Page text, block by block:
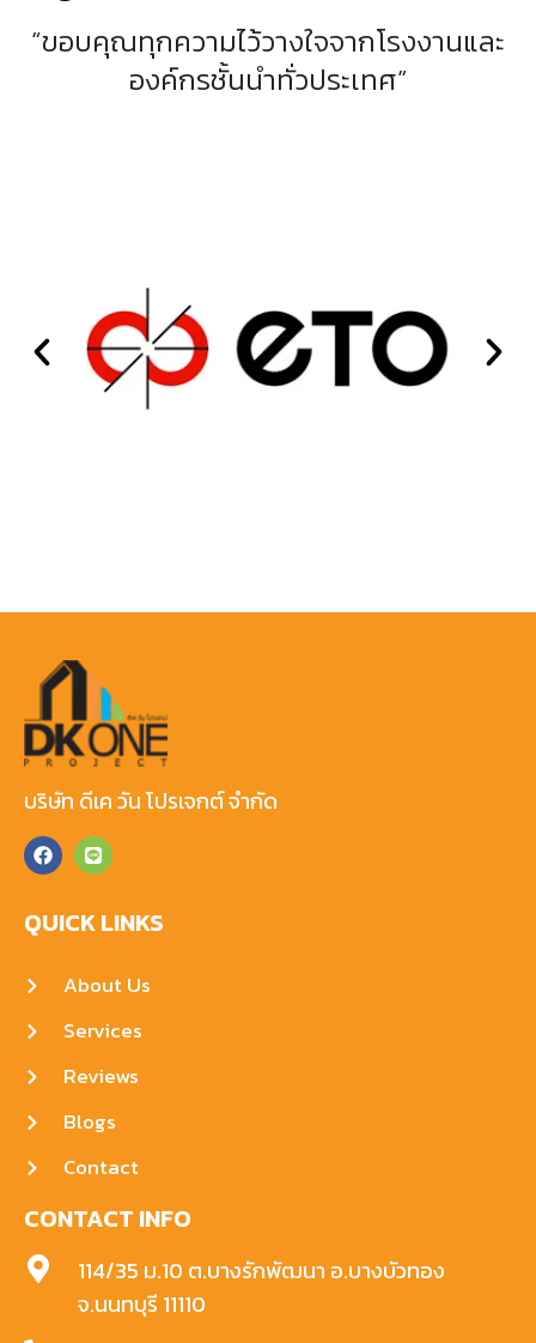
“ขอบคุณทุกความไว้วางใจจากโรงงานและ
องค์กรชั้นนำทั่วประเทศ”
บริษัท ดีเค วัน โปรเจกต์ จำกัด
QUICK LINKS
About Us
Services
Reviews
Blogs
Contact
CONTACT INFO
114/35 ม.10 ต.บางรักพัฒนา อ.บางบัวทอง
จ.นนทบุรี 11110